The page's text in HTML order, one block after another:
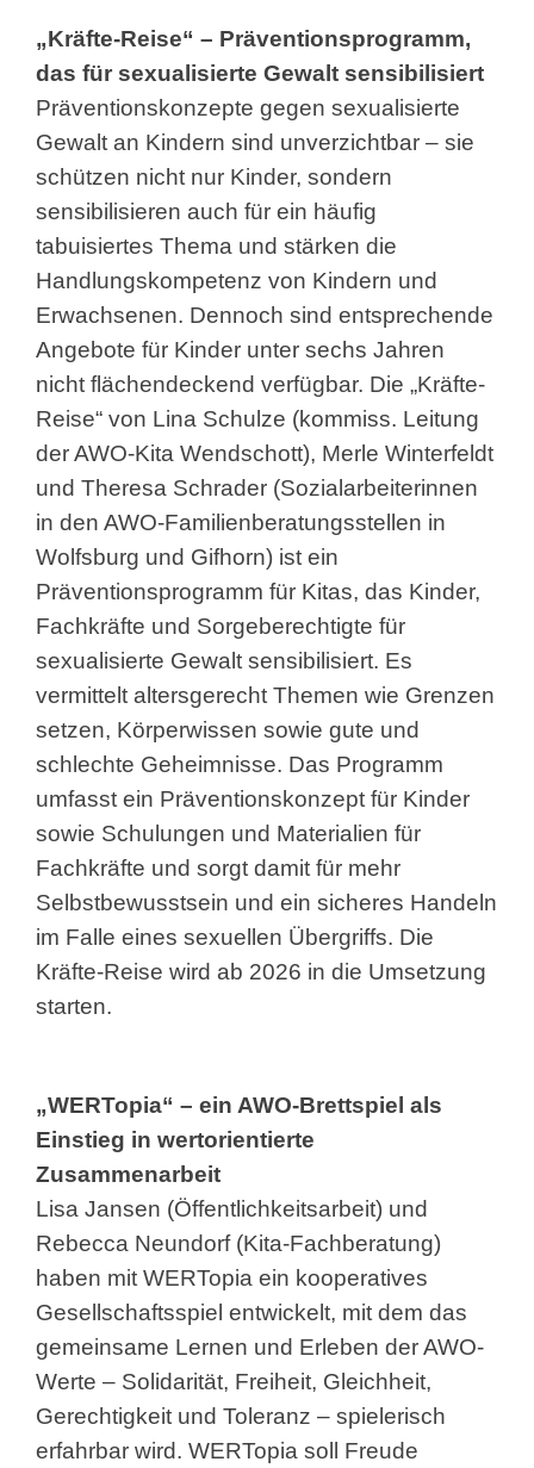
„Kräfte-Reise“ – Präventionsprogramm,
das für sexualisierte Gewalt sensibilisiert
Präventionskonzepte gegen sexualisierte
Gewalt an Kindern sind unverzichtbar – sie
schützen nicht nur Kinder, sondern
sensibilisieren auch für ein häufig
tabuisiertes Thema und stärken die
Handlungskompetenz von Kindern und
Erwachsenen. Dennoch sind entsprechende
Angebote für Kinder unter sechs Jahren
nicht flächendeckend verfügbar. Die „Kräfte-
Reise“ von Lina Schulze (kommiss. Leitung
der AWO-Kita Wendschott), Merle Winterfeldt
und Theresa Schrader (Sozialarbeiterinnen
in den AWO-Familienberatungsstellen in
Wolfsburg und Gifhorn) ist ein
Präventionsprogramm für Kitas, das Kinder,
Fachkräfte und Sorgeberechtigte für
sexualisierte Gewalt sensibilisiert. Es
vermittelt altersgerecht Themen wie Grenzen
setzen, Körperwissen sowie gute und
schlechte Geheimnisse. Das Programm
umfasst ein Präventionskonzept für Kinder
sowie Schulungen und Materialien für
Fachkräfte und sorgt damit für mehr
Selbstbewusstsein und ein sicheres Handeln
im Falle eines sexuellen Übergriffs. Die
Kräfte-Reise wird ab 2026 in die Umsetzung
starten.
„WERTopia“ – ein AWO-Brettspiel als
Einstieg in wertorientierte
Zusammenarbeit
Lisa Jansen (Öffentlichkeitsarbeit) und
Rebecca Neundorf (Kita-Fachberatung)
haben mit WERTopia ein kooperatives
Gesellschaftsspiel entwickelt, mit dem das
gemeinsame Lernen und Erleben der AWO-
Werte – Solidarität, Freiheit, Gleichheit,
Gerechtigkeit und Toleranz – spielerisch
erfahrbar wird. WERTopia soll Freude